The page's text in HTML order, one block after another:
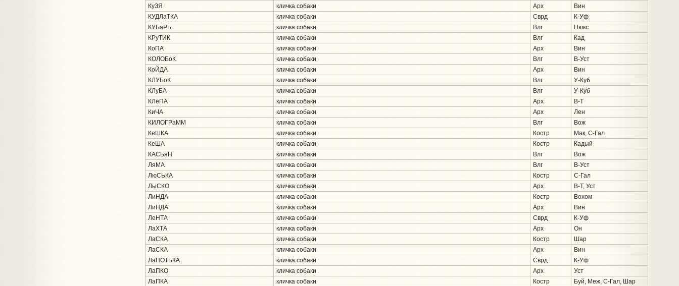
КуЗЯ
кличка собаки Арх
Вин
КУДЛаТКА
кличка собаки Сврд
К-Уф
КУБаРЬ
кличка собаки Влг
Нюкс
КРуТИК
кличка собаки Влг
Кад
КоПА
кличка собаки Арх
Вин
КОЛОБоК
кличка собаки Влг
В-Уст
КоЙДА
кличка собаки Арх
Вин
КЛУБоК
кличка собаки Влг
У-Куб
КЛуБА
кличка собаки Влг
У-Куб
КЛёПА
кличка собаки Арх
В-Т
КиЧА
кличка собаки Арх
Лен
КИЛОГРаММ
кличка собаки Влг
Вож
КеШКА
кличка собаки Костр
Мак, С-Гал
КеША
кличка собаки Костр
Кадый
КАСЬяН
кличка собаки Влг
Вож
ЛяМА
кличка собаки Влг
В-Уст
ЛюСЬКА
кличка собаки Костр
С-Гал
ЛыСКО
кличка собаки Арх
В-Т, Уст
ЛиНДА
кличка собаки Костр
Вохом
ЛиНДА
кличка собаки Арх
Вин
ЛеНТА
кличка собаки Сврд
К-Уф
ЛаХТА
кличка собаки Арх
Он
ЛаСКА
кличка собаки Костр
Шар
ЛаСКА
кличка собаки Арх
Вин
ЛаПОТЬКА
кличка собаки Сврд
К-Уф
ЛаПКО
кличка собаки Арх
Уст
ЛаПКА
кличка собаки Костр
Буй, Меж, С-Гал, Шар